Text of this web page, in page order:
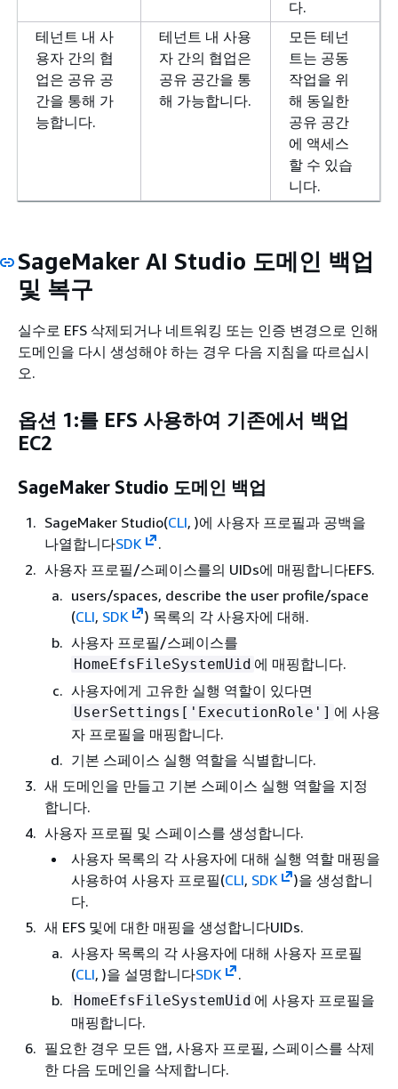
다.
테넌트 내 사
용자 간의 협
업은 공유 공
간을 통해 가
능합니다.
테넌트 내 사용
자 간의 협업은
공유 공간을 통
해 가능합니다.
모든 테넌
트는 공동
작업을 위
해 동일한
공유 공간
에 액세스
할 수 있습
니다.
SageMaker AI Studio 도메인 백업
및 복구
실수로 EFS 삭제되거나 네트워킹 또는 인증 변경으로 인해
도메인을 다시 생성해야 하는 경우 다음 지침을 따르십시
오.
옵션 1:를 EFS 사용하여 기존에서 백업
EC2
SageMaker Studio 도메인 백업
SageMaker Studio(CLI, )에 사용자 프로필과 공백을
나열합니다SDK
.
사용자 프로필/스페이스를의 UIDs에 매핑합니다EFS.
users/spaces, describe the user profile/space
(CLI, SDK
) 목록의 각 사용자에 대해.
사용자 프로필/스페이스를
HomeEfsFileSystemUid 에 매핑합니다.
사용자에게 고유한 실행 역할이 있다면
UserSettings['ExecutionRole'] 에 사용
자 프로필을 매핑합니다.
기본 스페이스 실행 역할을 식별합니다.
새 도메인을 만들고 기본 스페이스 실행 역할을 지정
합니다.
사용자 프로필 및 스페이스를 생성합니다.
사용자 목록의 각 사용자에 대해 실행 역할 매핑을
사용하여 사용자 프로필(CLI, SDK
)을 생성합니
다.
새 EFS 및에 대한 매핑을 생성합니다UIDs.
사용자 목록의 각 사용자에 대해 사용자 프로필
(CLI, )을 설명합니다SDK .
HomeEfsFileSystemUid 에 사용자 프로필을
매핑합니다.
필요한 경우 모든 앱, 사용자 프로필, 스페이스를 삭제
한 다음 도메인을 삭제합니다.